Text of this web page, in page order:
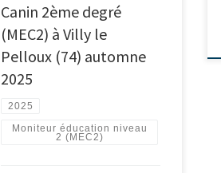
Canin 2ème degré
(MEC2) à Villy le
Pelloux (74) automne
2025
2025
Moniteur éducation niveau
2 (MEC2)